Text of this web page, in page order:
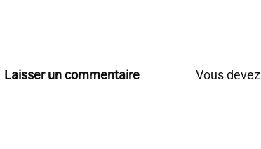
Laisser un commentaire Vous devez